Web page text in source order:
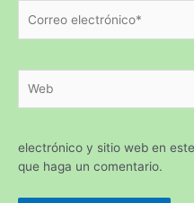
electrónico y sitio web en
que haga un comentario.